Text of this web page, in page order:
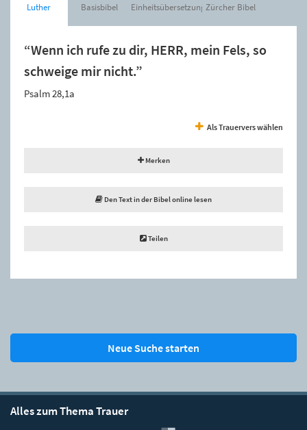
Luther Basisbibel Einheitsübersetzung Zürcher Bibel
“Wenn ich rufe zu dir, HERR, mein Fels, so
schweige mir nicht.”
Psalm 28,1a
Als Trauervers wählen
Merken
Den Text in der Bibel online lesen
Teilen
Neue Suche starten
Alles zum Thema Trauer